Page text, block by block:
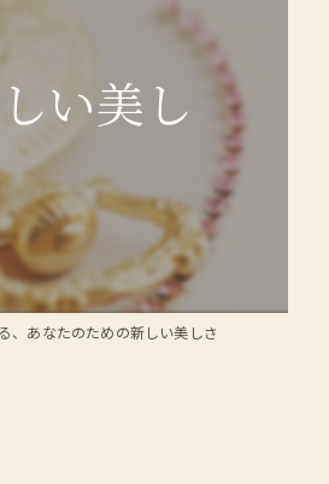
い美し
、あなたのための新しい美しさ